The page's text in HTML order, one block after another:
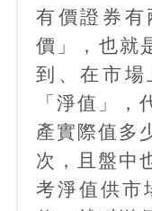
有價證券有
價」，也就
到、在市場
「淨值」，
產實際值多
次，且盤中
考淨值供市